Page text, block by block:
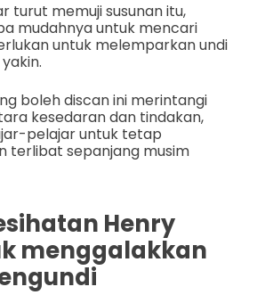
turut memuji susunan itu,
mudahnya untuk mencari
untuk melemparkan undi
boleh discan ini merintangi
kesedaran dan tindakan,
pelajar untuk tetap
terlibat sepanjang musim
Henry
menggalakkan